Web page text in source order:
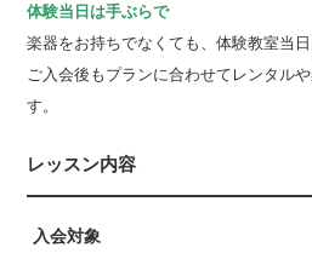
体験当日は手ぶらで
楽器をお持ちでなくても、体験教室当
ご入会後もプランに合わせてレンタル
す。
レッスン内容
入会対象